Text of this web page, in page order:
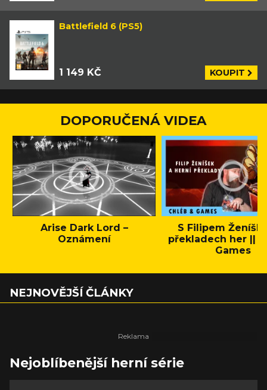
Battlefield 6 (PS5)
1 149 KČ KOUPIT
DOPORUČENÁ VIDEA
Arise Dark Lord –
Oznámení
S Filipem
překladech her ||
Games
NEJNOVĚJŠÍ ČLÁNKY
Nejoblíbenější herní série